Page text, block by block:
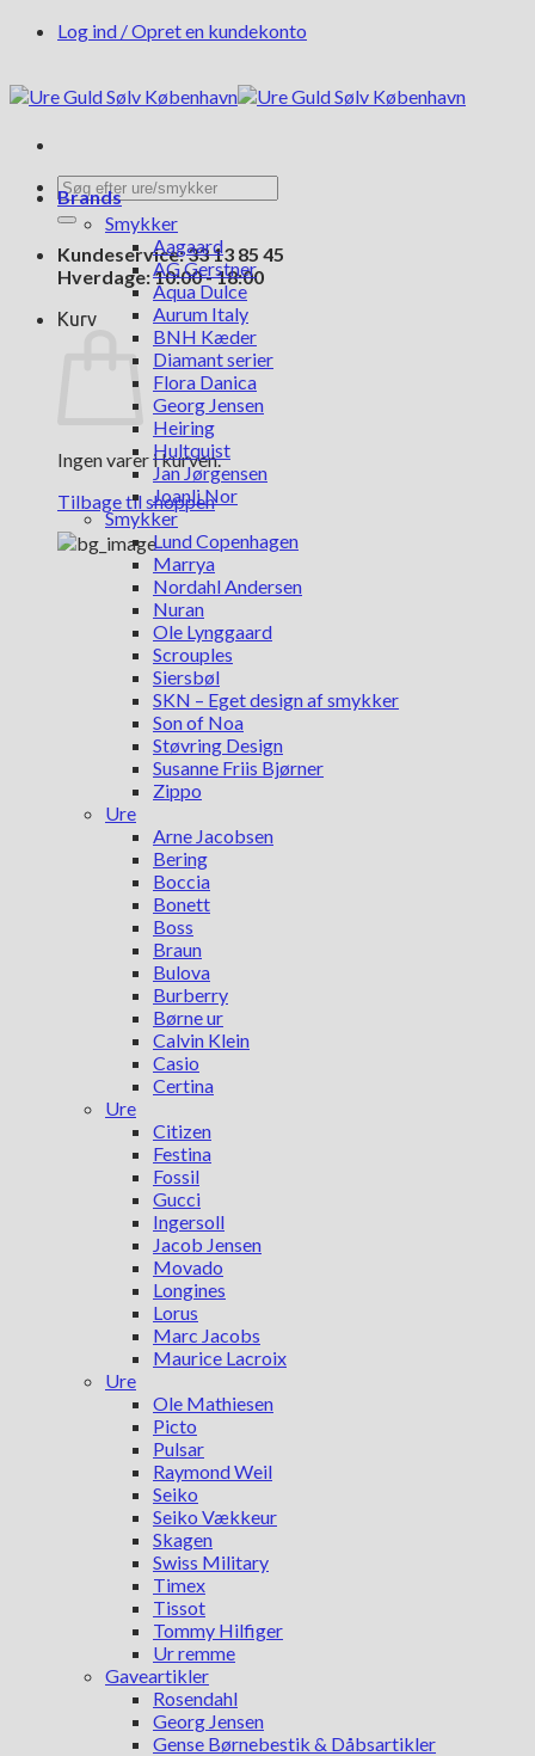
FortsætLog ind / Opret en kundekonto
Søg
efter:
Kundeservice: 33 13 85 45
Hverdage: 10:00 - 18:00
Kurv
Ingen varer i kurven.
Tilbage til shoppen
Brands
Smykker
Aagaard
AG Gerstner
Aqua Dulce
Aurum Italy
BNH Kæder
Diamant serier
Flora Danica
Georg Jensen
Heiring
Hultquist
Jan Jørgensen
Joanli Nor
Smykker
Lund Copenhagen
Marrya
Nordahl Andersen
Nuran
Ole Lynggaard
Scrouples
Siersbøl
SKN – Eget design af smykker
Son of Noa
Støvring Design
Susanne Friis Bjørner
Zippo
Ure
Arne Jacobsen
Bering
Boccia
Bonett
Boss
Braun
Bulova
Burberry
Børne ur
Calvin Klein
Casio
Certina
Ure
Citizen
Festina
Fossil
Gucci
Ingersoll
Jacob Jensen
Movado
Longines
Lorus
Marc Jacobs
Maurice Lacroix
Ure
Ole Mathiesen
Picto
Pulsar
Raymond Weil
Seiko
Seiko Vækkeur
Skagen
Swiss Military
Timex
Tissot
Tommy Hilfiger
Ur remme
Gaveartikler
Rosendahl
Georg Jensen
Gense Børnebestik & Dåbsartikler